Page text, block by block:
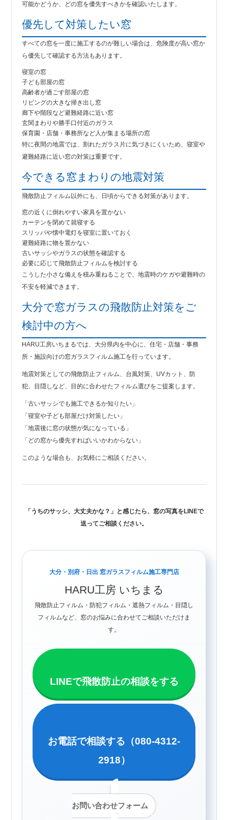
可能かどうか、どの窓を優先すべきかを確認いたします。
優先して対策したい窓
すべての窓を一度に施工するのが難しい場合は、危険度が高い窓か
ら優先して確認する方法もあります。
寝室の窓
子ども部屋の窓
高齢者が過ごす部屋の窓
リビングの大きな掃き出し窓
廊下や階段など避難経路に近い窓
玄関まわりや勝手口付近のガラス
保育園・店舗・事務所など人が集まる場所の窓
特に夜間の地震では、割れたガラス片に気づきにくいため、寝室や
避難経路に近い窓の対策は重要です。
今できる窓まわりの地震対策
飛散防止フィルム以外にも、日頃からできる対策があります。
窓の近くに倒れやすい家具を置かない
カーテンを閉めて就寝する
スリッパや懐中電灯を寝室に置いておく
避難経路に物を置かない
古いサッシやガラスの状態を確認する
必要に応じて飛散防止フィルムを検討する
こうした小さな備えを積み重ねることで、地震時のケガや避難時の
不安を軽減できます。
大分で窓ガラスの飛散防止対策をご
検討中の方へ
HARU工房いちまるでは、大分県内を中心に、住宅・店舗・事務
所・施設向けの窓ガラスフィルム施工を行っています。
地震対策としての飛散防止フィルム、台風対策、UVカット、防
犯、目隠しなど、目的に合わせたフィルム選びをご提案します。
「古いサッシでも施工できるか知りたい」
「寝室や子ども部屋だけ対策したい」
「地震後に窓の状態が気になっている」
「どの窓から優先すればいいかわからない」
このような場合も、お気軽にご相談ください。
「うちのサッシ、大丈夫かな？」と感じたら、窓の写真をLINEで
送ってご相談ください。
大分・別府・日出 窓ガラスフィルム施工専門店
HARU工房 いちまる
飛散防止フィルム・防犯フィルム・遮熱フィルム・目隠し
フィルムなど、窓のお悩みに合わせてご相談いただけま
す。
LINEで飛散防止の相談をする
お電話で相談する（080-4312-
2918）
お問い合わせフォーム